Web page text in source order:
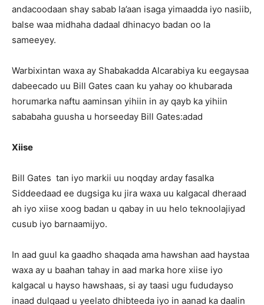
andacoodaan shay sabab la’aan isaga yimaadda iyo nasiib,
balse waa midhaha dadaal dhinacyo badan oo la
sameeyey.
Warbixintan waxa ay Shabakadda Alcarabiya ku eegaysaa
dabeecado uu Bill Gates caan ku yahay oo khubarada
horumarka naftu aaminsan yihiin in ay qayb ka yihiin
sababaha guusha u horseeday Bill Gates:adad
Xiise
Bill Gates tan iyo markii uu noqday arday fasalka
Siddeedaad ee dugsiga ku jira waxa uu kalgacal dheraad
ah iyo xiise xoog badan u qabay in uu helo teknoolajiyad
cusub iyo barnaamijyo.
In aad guul ka gaadho shaqada ama hawshan aad haystaa
waxa ay u baahan tahay in aad marka hore xiise iyo
kalgacal u hayso hawshaas, si ay taasi ugu fududayso
inaad dulqaad u yeelato dhibteeda iyo in aanad ka daalin